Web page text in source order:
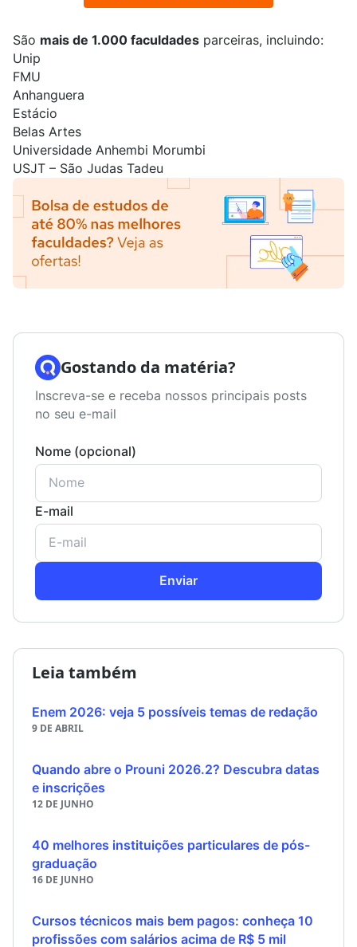
São mais de 1.000 faculdades parceiras, incluindo:
Unip
FMU
Anhanguera
Estácio
Belas Artes
Universidade Anhembi Morumbi
USJT – São Judas Tadeu
Gostando da matéria?
Inscreva-se e receba nossos principais posts
no seu e-mail
Nome (opcional)
E-mail
Enviar
Leia também
Enem 2026: veja 5 possíveis temas de redação
9 DE ABRIL
Quando abre o Prouni 2026.2? Descubra datas
e inscrições
12 DE JUNHO
40 melhores instituições particulares de pós-
graduação
16 DE JUNHO
Cursos técnicos mais bem pagos: conheça 10
profissões com salários acima de R$ 5 mil